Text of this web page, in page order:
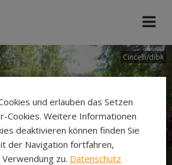
Cincelli/dibk
und erlauben das Setzen
Cookies. Weitere Informationen
deaktivieren können finden Sie
der Navigation fortfahren,
zu. Datenschutz